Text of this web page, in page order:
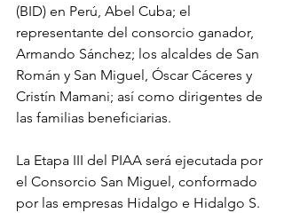
(BID) en Perú, Abel Cuba; el
representante del consorcio ganador,
Armando Sánchez; los alcaldes de San
Román y San Miguel, Óscar Cáceres y
Cristín Mamani; así como dirigentes de
las familias beneficiarias.
La Etapa III del PIAA será ejecutada por
el Consorcio San Miguel, conformado
por las empresas Hidalgo e Hidalgo S.